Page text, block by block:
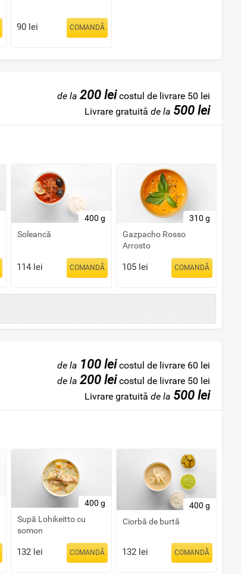
90 lei COMANDĂ
de la 200 leicostul de livrare 50 lei
Livrare gratuită de la 500 lei
400 g
Soleancă
114 lei COMANDĂ
310 g
Gazpacho Rosso
Arrosto
105 lei COMANDĂ
de la 100 leicostul de livrare 60 lei
de la 200 leicostul de livrare 50 lei
Livrare gratuită de la 500 lei
400 g
Supă Lohikeitto cu
somon
132 lei COMANDĂ
400 g
Ciorbă de burtă
132 lei COMANDĂ